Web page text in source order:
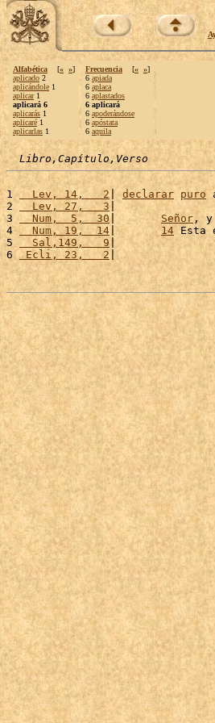
Alfabética [« »]
aplicado 2
aplicándole 1
aplicar1
aplicará 6
aplicarás 1
aplicaré 1
aplicarlas 1
Frecuencia [« »]
6 apiada
6 aplaca
6 aplastados
6 aplicará
6 apoderándose
6 apóstata
6 aquila
Libro,Capítulo,Verso
1
  Lev, 14,   2
| declarar puro
2
  Lev, 27,   3
3
  Num,  5,  30
| Señor ,
4
  Num, 19,  14
| 14 Esta
5
  Sal,149,   9
6 Ecli, 23,   2